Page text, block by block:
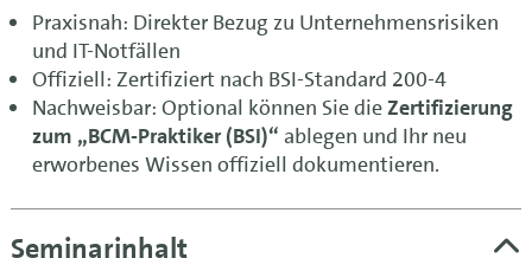
Praxisnah: Direkter Bezug zu Unternehmensrisiken
und IT-Notfällen
Offiziell: Zertifiziert nach BSI-Standard 200-4
Nachweisbar: Optional können Sie dieZertifizierung
zum „BCM-Praktiker (BSI)“ ablegen und Ihr neu
erworbenes Wissen offiziell dokumentieren.
Seminarinhalt